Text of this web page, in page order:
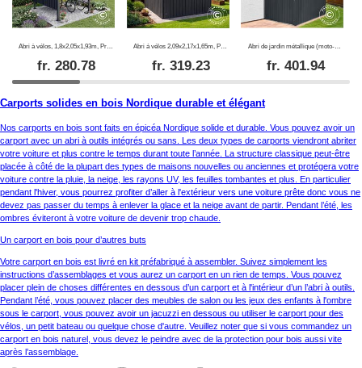
Abri à vélos, 1,8x2,05x1,93m, ProShed®, Anthracite
fr.280.78
Abri á vélos 2,09x2,17x1,65m, ProShed®, 4,53m2, Anthracite
fr. 319.23
Abri de jardin métallique (moto-cross/vélos), 1,7x2,49x2,03m, 4,25m², Anthracite
fr. 401.94
Carports solides en bois Nordique durable et élégant
Nos carports en bois sont faits en épicéa Nordique solide et durable. Vous pouvez avoir un
carport avec un abri à outils intégrés ou sans. Les deux types de carports viendront abriter
votre voiture et plus contre le temps durant toute l’année. La structure classique peut-être
placée à côté de la plupart des types de maisons nouvelles ou anciennes et protégera votre
voiture contre la pluie, la neige, les rayons UV, les feuilles tombantes et plus. En particulier
pendant l'hiver, vous pourrez profiter d’aller à l'extérieur vers une voiture prête donc vous ne
devez pas passer du temps à enlever la glace et la neige avant de partir. Pendant l’été, les
ombres éviteront à votre voiture de devenir trop chaude.
Un carport en bois pour d’autres buts
Votre carport en bois est livré en kit préfabriqué à assembler. Suivez simplement les
instructions d’assemblages et vous aurez un carport en un rien de temps. Vous pouvez
placer plein de choses différentes en dessous d’un carport et à l'intérieur d’un l’abri à outils.
Pendant l’été, vous pouvez placer des meubles de salon ou les jeux des enfants à l'ombre
sous le carport, vous pouvez avoir un jacuzzi en dessous ou utiliser le carport pour des
vélos, un petit bateau ou quelque chose d'autre. Veuillez noter que si vous commandez un
carport en bois naturel, vous devez le peindre avec de la protection pour bois aussi vite
après l’assemblage.